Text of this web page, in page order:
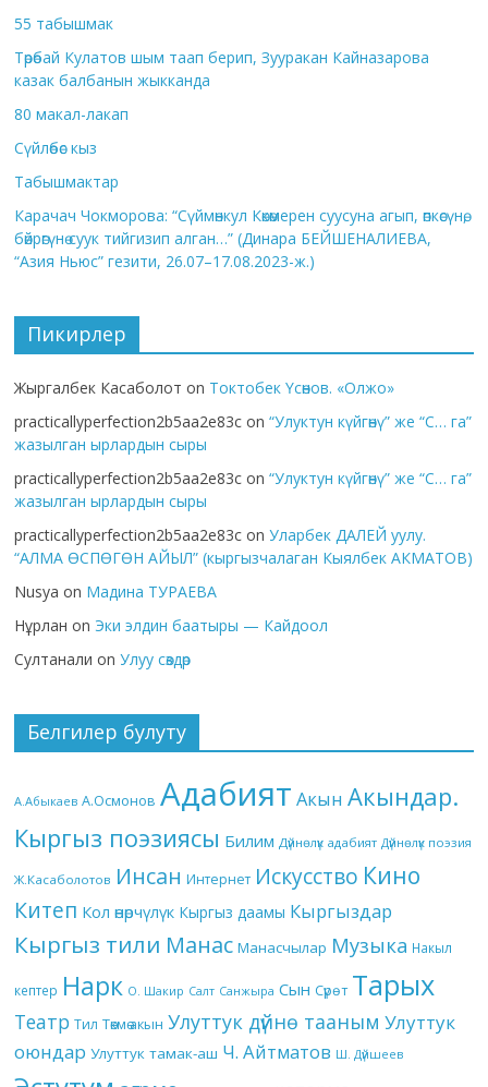
55 табышмак
Төрөбай Кулатов шым таап берип, Зууракан Кайназарова
казак балбанын жыкканда
80 макал-лакап
Сүйлөбөс кыз
Табышмактар
Карачач Чокморова: “Сүймөнкул Көкөмерен суусуна агып, өпкөсүнө,
бөйрөгүнө суук тийгизип алган…” (Динара БЕЙШЕНАЛИЕВА,
“Азия Ньюс” гезити, 26.07–17.08.2023-ж.)
Пикирлер
Жыргалбек Касаболот on Токтобек Үсөнов. «Олжо»
practicallyperfection2b5aa2e83c on“Улуктун күйгөнү” же “С… га”
жазылган ырлардын сыры
practicallyperfection2b5aa2e83c on“Улуктун күйгөнү” же “С… га”
жазылган ырлардын сыры
practicallyperfection2b5aa2e83c onУларбек ДАЛЕЙ уулу.
“АЛМА ӨСПӨГӨН АЙЫЛ” (кыргызчалаган Кыялбек АКМАТОВ)
Nusya on Мадина ТУРАЕВА
Нұрлан on Эки элдин баатыры — Кайдоол
Султанали onУлуу сөздөр
Белгилер булуту
А.Абыкаев А.Осмонов Адабият Акын Акындар.
Кыргыз поэзиясы Билим Дүйнөлүк адабият Дүйнөлүк поэзия
Ж.Касаболотов Инсан Интернет Искусство Кино
Китеп Кол өнөрчүлүк Кыргыз даамы Кыргыздар
Кыргыз тили Манас Манасчылар Музыка Накыл
кептер Нарк О. Шакир Салт Санжыра Сын Сүрөт Тарых
Театр Тил Төкмө акын Улуттук дүйнө тааным Улуттук
оюндар Улуттук тамак-аш Ч. Айтматов Ш. Дүйшеев